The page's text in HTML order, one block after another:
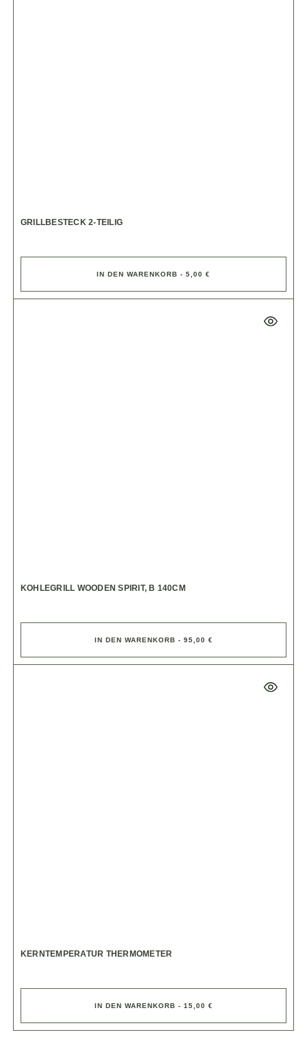
GRILLBESTECK 2-TEILIG
IN DEN WARENKORB - 5,00 €
KOHLEGRILL WOODEN SPIRIT, B 140CM
IN DEN WARENKORB - 95,00 €
KERNTEMPERATUR THERMOMETER
IN DEN WARENKORB - 15,00 €